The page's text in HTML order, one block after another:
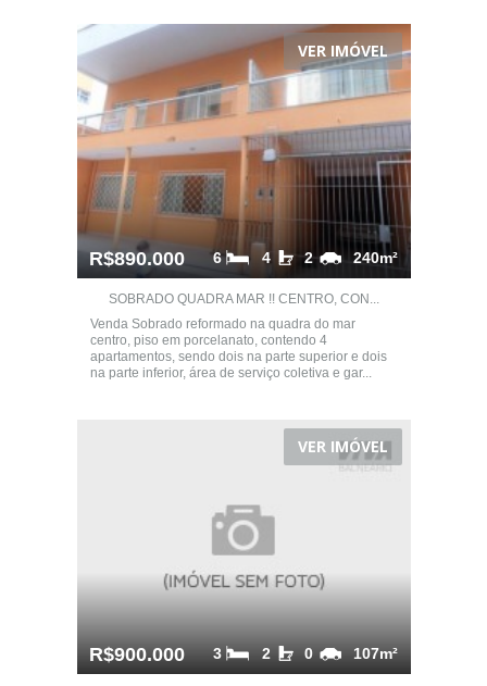
VER IMÓVEL
R$890.000 240m²
2
4
6
SOBRADO QUADRA MAR !! CENTRO, CON...
Venda Sobrado reformado na quadra do mar
centro, piso em porcelanato, contendo 4
apartamentos, sendo dois na parte superior e dois
na parte inferior, área de serviço coletiva e gar...
VER IMÓVEL
R$900.000 107m²
0
2
3